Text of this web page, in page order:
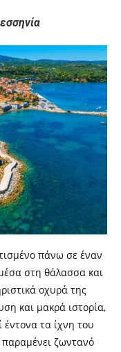
πάνω σε έναν
στη θάλασσα και
οχυρά της
και μακρά ιστορία,
έντονα τα ίχνη του
ζωντανό